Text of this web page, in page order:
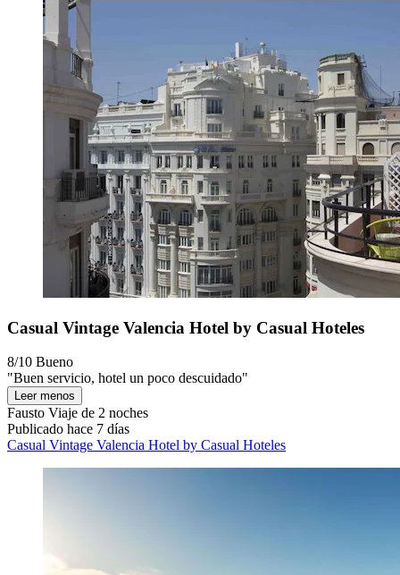
Casual Vintage Valencia Hotel by Casual Hoteles
8/10 Bueno
"Buen servicio, hotel un poco descuidado"
Leer menos
Fausto Viaje de 2 noches
Publicado hace 7 días
Casual Vintage Valencia Hotel by Casual Hoteles